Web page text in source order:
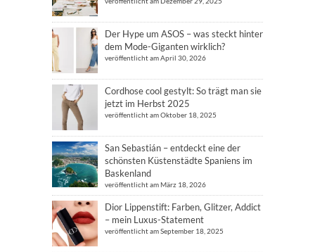
Der Hype um ASOS – was steckt hinter
dem Mode-Giganten wirklich?
veröffentlicht am April 30, 2026
Cordhose cool gestylt: So trägt man sie
jetzt im Herbst 2025
veröffentlicht am Oktober 18, 2025
San Sebastián – entdeckt eine der
schönsten Küstenstädte Spaniens im
Baskenland
veröffentlicht am März 18, 2026
Dior Lippenstift: Farben, Glitzer, Addict
– mein Luxus-Statement
veröffentlicht am September 18, 2025